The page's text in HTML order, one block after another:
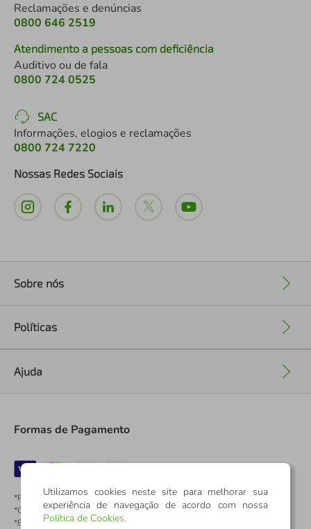
Reclamações e denúncias
0800 646 2519
Atendimento a pessoas com deficiência
Auditivo ou de fala
0800 724 0525
SAC
Informações, elogios e reclamações
0800 724 7220
Nossas Redes Sociais
Sobre nós
Políticas
Ajuda
Formas de Pagamento
*Pontos dos Cartões Sicredi
*Cartões Sicredi
*Boleto exclusivo para associados PJ
Utilizamos cookies neste site para melhorar sua
experiência de navegação de acordo com nossa
Política de Cookies.